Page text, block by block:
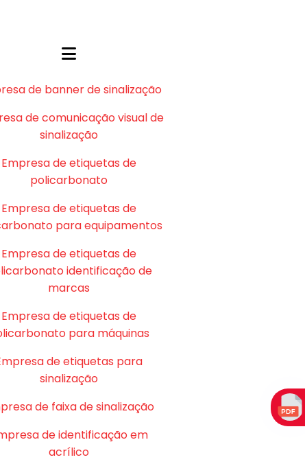
de banner de sinalização
de comunicação visual de
sinalização
Empresa de etiquetas de
policarbonato
Empresa de etiquetas de
para equipamentos
Empresa de etiquetas de
identificação de
marcas
Empresa de etiquetas de
para máquinas
de etiquetas para
sinalização
de faixa de sinalização
de identificação em
acrílico